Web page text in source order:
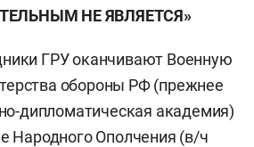
НЕ ЯВЛЯЕТСЯ»
ГРУ оканчивают Военную
обороны РФ (прежнее
дипломатическая академия)
Народного Ополчения (в/ч